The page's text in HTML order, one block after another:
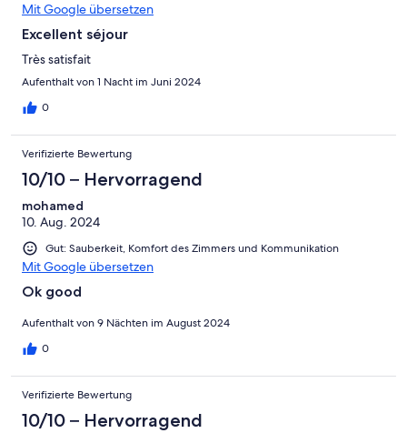
Mit Google übersetzen
Excellent séjour
Très satisfait
Aufenthalt von 1 Nacht im Juni 2024
0
Verifizierte Bewertung
10/10 – Hervorragend
mohamed
10. Aug. 2024
Gut: Sauberkeit, Komfort des Zimmers und Kommunikation
Mit Google übersetzen
Ok good
Aufenthalt von 9 Nächten im August 2024
0
Verifizierte Bewertung
10/10 – Hervorragend